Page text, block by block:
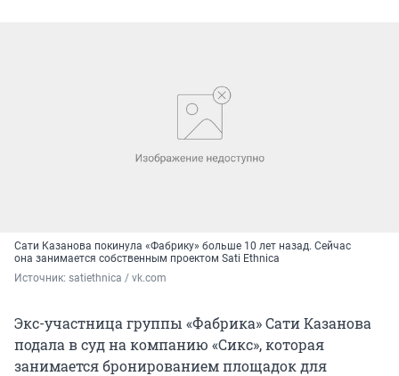
Сати Казанова покинула «Фабрику» больше 10 лет назад. Сейчас
она занимается собственным проектом Sati Ethnica
Источник: satiethnica / vk.com
Экс-участница группы «Фабрика» Сати Казанова
подала в суд на компанию «Сикс», которая
занимается бронированием площадок для